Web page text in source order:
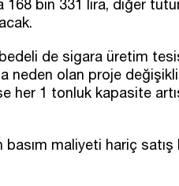
168 bin 331 lira, diğer
de sigara üretim
neden olan proje
her 1 tonluk kapasite
maliyeti hariç